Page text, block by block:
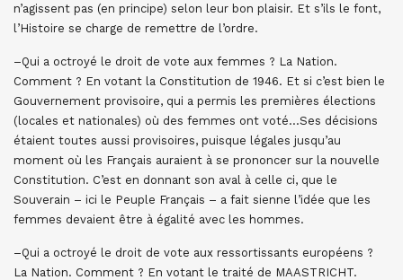
n’agissent pas (en principe) selon leur bon plaisir. Et s’ils le font,
l’Histoire se charge de remettre de l’ordre.
–Qui a octroyé le droit de vote aux femmes ? La Nation.
Comment ? En votant la Constitution de 1946. Et si c’est bien le
Gouvernement provisoire, qui a permis les premières élections
(locales et nationales) où des femmes ont voté…Ses décisions
étaient toutes aussi provisoires, puisque légales jusqu’au
moment où les Français auraient à se prononcer sur la nouvelle
Constitution. C’est en donnant son aval à celle ci, que le
Souverain – ici le Peuple Français – a fait sienne l’idée que les
femmes devaient être à égalité avec les hommes.
–Qui a octroyé le droit de vote aux ressortissants européens ?
La Nation. Comment ? En votant le traité de MAASTRICHT.